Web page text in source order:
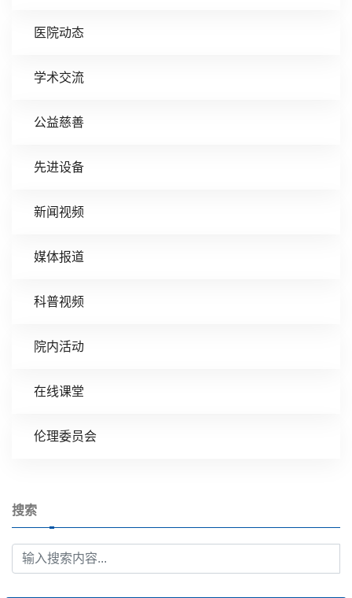
医院动态
学术交流
公益慈善
先进设备
新闻视频
媒体报道
科普视频
院内活动
在线课堂
伦理委员会
搜索